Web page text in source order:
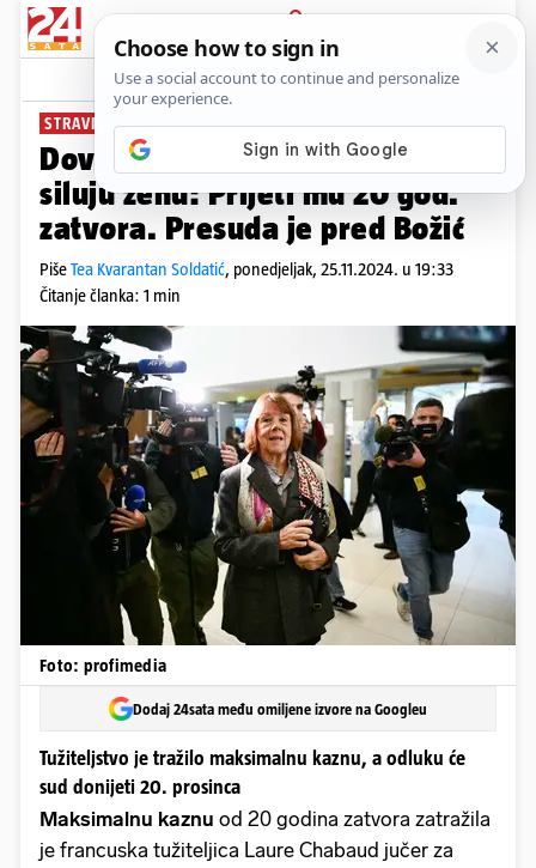
PRIJAVA
News Komentari
STRAVIČAN SLUČAJ
Doveo je 50 muškaraca da mu
siluju ženu: Prijeti mu 20 god.
zatvora. Presuda je pred Božić
PišeTea Kvarantan Soldatić, ponedjeljak, 25.11.2024. u 19:33
Čitanje članka: 1 min
Foto: profimedia
Dodaj 24sata među omiljene izvore na Googleu
Tužiteljstvo je tražilo maksimalnu kaznu, a odluku će
sud donijeti 20. prosinca
Maksimalnu kaznu od 20 godina zatvora zatražila
je francuska tužiteljica Laure Chabaud jučer za